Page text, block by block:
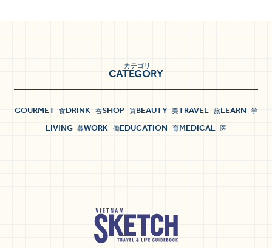
CATEGORY
カテゴリ
GOURMET 食DRINK 呑SHOP 買BEAUTY 美TRAVEL 旅LEARN 学
LIVING 暮WORK 働EDUCATION 育MEDICAL 医